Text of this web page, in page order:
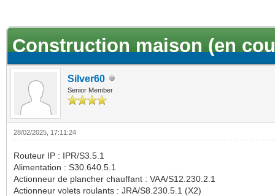
Construction maison (en
Silver60
Senior Member
28/02/2025, 17:11:24
Routeur IP : IPR/S3.5.1
Alimentation : S30.640.5.1
Actionneur de plancher chauffant : VAA/S12.230.2.1
Actionneur volets roulants : JRA/S8.230.5.1 (X2)